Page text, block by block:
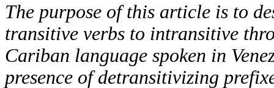
The purpose of this article is to
transitive verbs to intransitive
Cariban language spoken in
presence of detransitivizing